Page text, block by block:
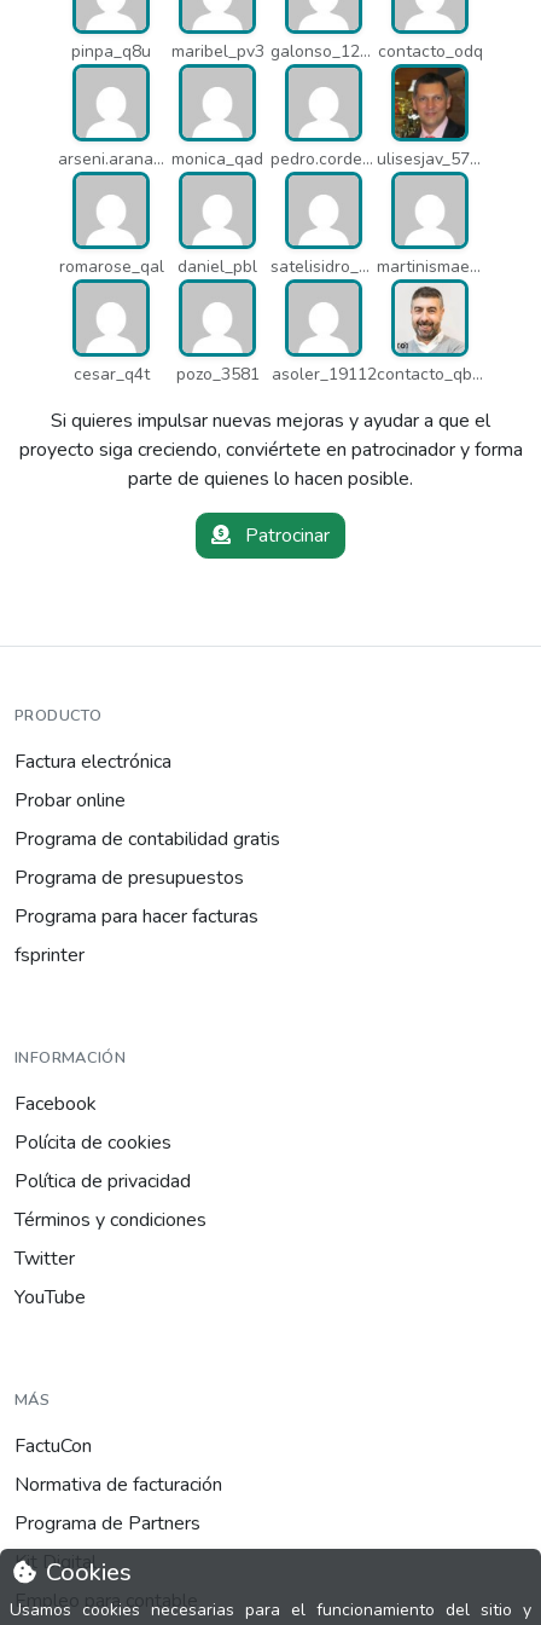
pinpa_q8u maribel_pv3 galonso_12031 contacto_odq
arseni.arana_16484 monica_qad pedro.corderonunez_qab ulisesjav_5758
romarose_qal daniel_pbl satelisidro_pt5 martinismaelima_qbd
cesar_q4t pozo_3581 asoler_19112 contacto_qbw
Si quieres impulsar nuevas mejoras y ayudar a que el
proyecto siga creciendo, conviértete en patrocinador y forma
parte de quienes lo hacen posible.
Patrocinar
Cookies
Usamos cookies necesarias para el funcionamiento del sitio y
PRODUCTO
Factura electrónica
Probar online
Programa de contabilidad gratis
Programa de presupuestos
Programa para hacer facturas
fsprinter
INFORMACIÓN
Facebook
Polícita de cookies
Política de privacidad
Términos y condiciones
Twitter
YouTube
MÁS
FactuCon
Normativa de facturación
Programa de Partners
Kit Digital
Empleo para contable